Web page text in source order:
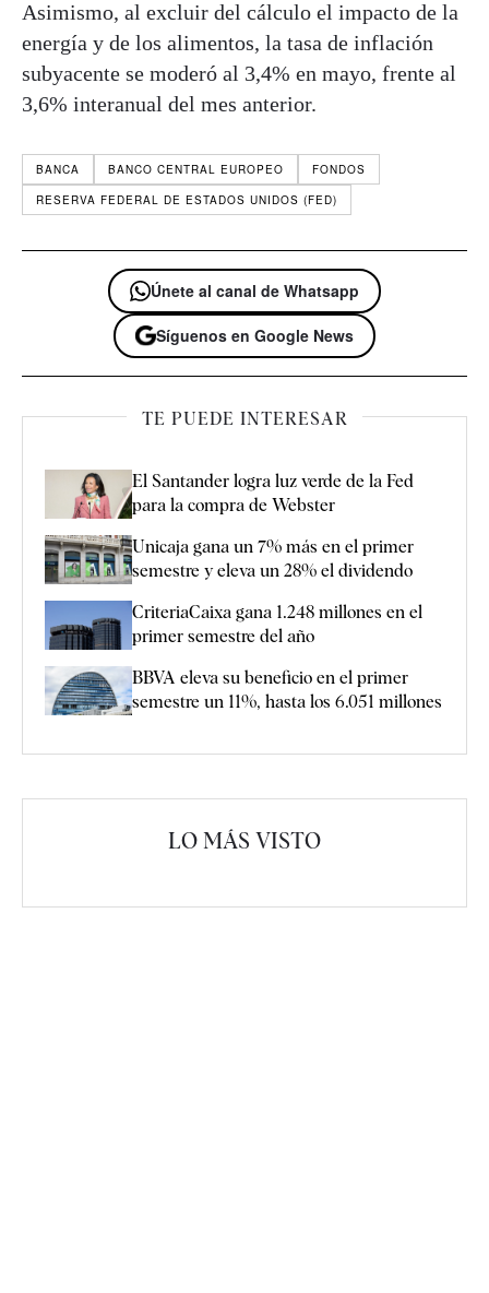
Asimismo, al excluir del cálculo el impacto de la
energía y de los alimentos, la tasa de inflación
subyacente se moderó al 3,4% en mayo, frente al
3,6% interanual del mes anterior.
BANCA BANCO CENTRAL EUROPEO
FONDOS
RESERVA FEDERAL DE ESTADOS UNIDOS (FED)
Únete al canal de Whatsapp
Síguenos en Google News
TE PUEDE INTERESAR
El Santander logra luz verde de la Fed
para la compra de Webster
Unicaja gana un 7% más en el primer
semestre y eleva un 28% el dividendo
CriteriaCaixa gana 1.248 millones en el
primer semestre del año
BBVA eleva su beneficio en el primer
semestre un 11%, hasta los 6.051 millones
LO MÁS VISTO